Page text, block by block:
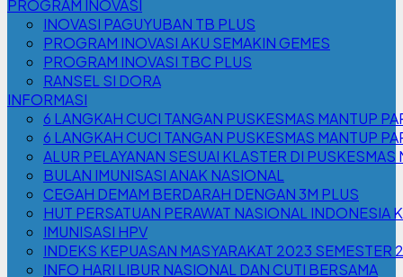
PROGRAM INOVASI
INOVASI PAGUYUBAN TB PLUS
PROGRAM INOVASI AKU SEMAKIN GEMES
PROGRAM INOVASI TBC PLUS
RANSEL SI DORA
INFORMASI
6 LANGKAH CUCI TANGAN PUSKESMAS MANTUP
6 LANGKAH CUCI TANGAN PUSKESMAS MANTUP
ALUR PELAYANAN SESUAI KLASTER DI PUSKESMAS
BULAN IMUNISASI ANAK NASIONAL
CEGAH DEMAM BERDARAH DENGAN 3M PLUS
HUT PERSATUAN PERAWAT NASIONAL INDONESIA
IMUNISASI HPV
INDEKS KEPUASAN MASYARAKAT 2023 SEMESTER 2
INFO HARI LIBUR NASIONAL DAN CUTI BERSAMA